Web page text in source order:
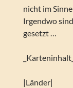
nicht im
Irgendwo
gesetzt …
_Karteninhalt_
|Länder|